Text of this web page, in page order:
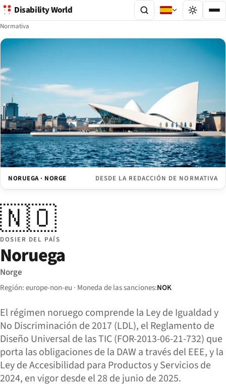
Disability World
Normativa
NORUEGA · NORGE DESDE LA REDACCIÓN DE NORMATIVA
🇳🇴
DOSIER DEL PAÍS
Noruega
Norge
Región: europe-non-eu · Moneda de las sanciones:NOK
El régimen noruego comprende la Ley de Igualdad y
No Discriminación de 2017 (LDL), el Reglamento de
Diseño Universal de las TIC (FOR-2013-06-21-732) que
porta las obligaciones de la DAW a través del EEE, y la
Ley de Accesibilidad para Productos y Servicios de
2024, en vigor desde el 28 de junio de 2025.